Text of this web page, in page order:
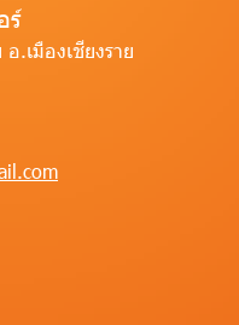
ร์
.เมืองเชียงราย